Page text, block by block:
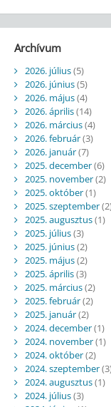
Archívum
2026. július(5)
2026. június(5)
2026. május(4)
2026. április(14)
2026. március(4)
2026. február(3)
2026. január(7)
2025. december(6)
2025. november(2)
2025. október(1)
2025. szeptember
2025. augusztus(1)
2025. július(3)
2025. június(2)
2025. május(2)
2025. április(3)
2025. március(2)
2025. február(2)
2025. január(2)
2024. december(1)
2024. november(1)
2024. október(2)
2024. szeptember
2024. augusztus(1)
2024. július(3)